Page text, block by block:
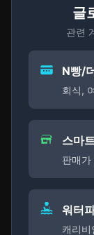
글
관련
N빵/
회식,
스마
판매
워터
캐리비